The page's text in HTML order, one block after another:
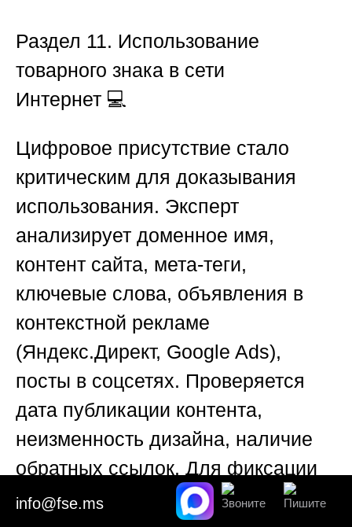
Раздел 11. Использование
товарного знака в сети
Интернет 💻
Цифровое присутствие стало
критическим для доказывания
использования. Эксперт
анализирует доменное имя,
контент сайта, мета-теги,
ключевые слова, объявления в
контекстной рекламе
(Яндекс.Директ, Google Ads),
посты в соцсетях. Проверяется
дата публикации контента,
неизменность дизайна, наличие
обратных ссылок. Для фиксации
доказательств применяется
info@fse.ms